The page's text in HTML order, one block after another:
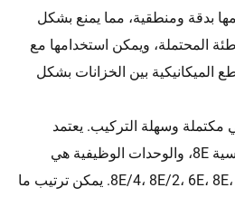
بدقة ومنطقية، مما يمنع بشكل
المحتملة، ويمكن استخدامها مع
الميكانيكية بين الخزانات بشكل
وسهلة التركيب. يعتمد
GPM2.1 على الوحدة الأساسية 8E، والوحدات الوظيفية هي
8E/4، 8E/2، 6E، 8E، 12E، 16E، 24E، 32E، 72E. يمكن ترتيب ما